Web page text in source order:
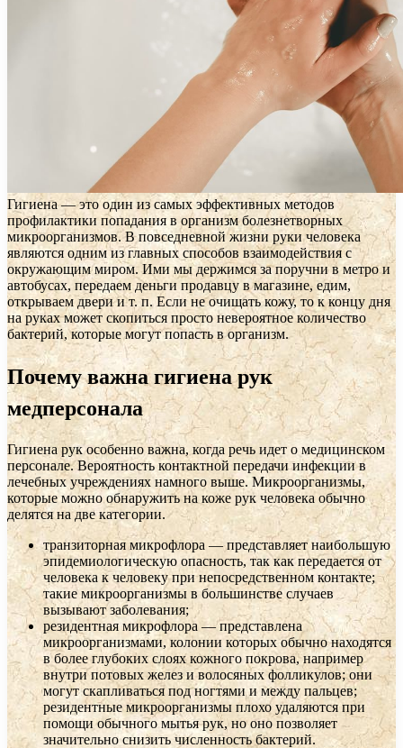
Гигиена — это один из самых эффективных методов
профилактики попадания в организм болезнетворных
микроорганизмов. В повседневной жизни руки человека
являются одним из главных способов взаимодействия с
окружающим миром. Ими мы держимся за поручни в метро и
автобусах, передаем деньги продавцу в магазине, едим,
открываем двери и т. п. Если не очищать кожу, то к концу дня
на руках может скопиться просто невероятное количество
бактерий, которые могут попасть в организм.
Почему важна гигиена рук
медперсонала
Гигиена рук особенно важна, когда речь идет о медицинском
персонале. Вероятность контактной передачи инфекции в
лечебных учреждениях намного выше. Микроорганизмы,
которые можно обнаружить на коже рук человека обычно
делятся на две категории.
транзиторная микрофлора — представляет наибольшую
эпидемиологическую опасность, так как передается от
человека к человеку при непосредственном контакте;
такие микроорганизмы в большинстве случаев
вызывают заболевания;
резидентная микрофлора — представлена
микроорганизмами, колонии которых обычно находятся
в более глубоких слоях кожного покрова, например
внутри потовых желез и волосяных фолликулов; они
могут скапливаться под ногтями и между пальцев;
резидентные микроорганизмы плохо удаляются при
помощи обычного мытья рук, но оно позволяет
значительно снизить численность бактерий.